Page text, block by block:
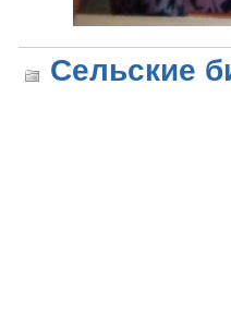
Сельские